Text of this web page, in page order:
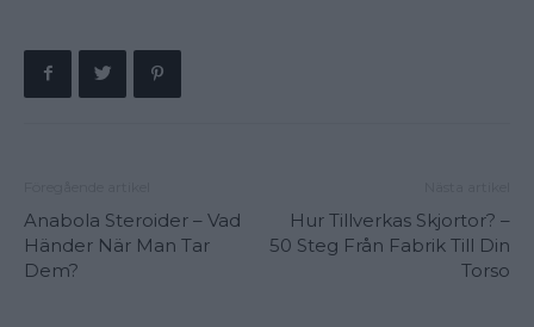
Anabola Steroider – Vad
Händer När Man Tar
Dem?
Hur Tillverkas Skjortor? –
50 Steg Från Fabrik Till Din
Torso